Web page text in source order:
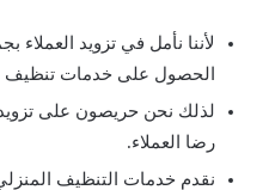
لأننا نأمل في تزويد
الحصول على خدمات تنظيف
لذلك نحن حريصون على
رضا العملاء.
نقدم خدمات التنظيف